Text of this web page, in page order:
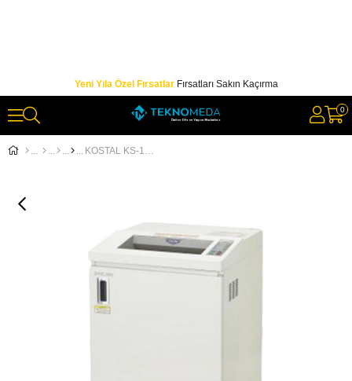
Yeni Yıla Özel FırsatlarFırsatları Sakın Kaçırma
0
KOSTAL KS-1335 4X40 MM EVRAK İMHA MAKİNESİ